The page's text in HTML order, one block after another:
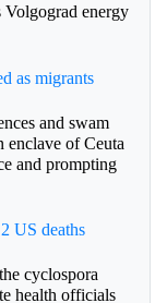
Volgograd energy
as migrants
and swam
enclave of Ceuta
and prompting
US deaths
cyclospora
health officials